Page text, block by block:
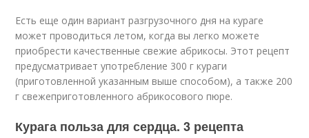
Есть еще один вариант разгрузочного дня на кураге
может проводиться летом, когда вы легко можете
приобрести качественные свежие абрикосы. Этот рецепт
предусматривает употребление 300 г кураги
(приготовленной указанным выше способом), а также 200
г свежеприготовленного абрикосового пюре.
Курага польза для сердца. 3 рецепта